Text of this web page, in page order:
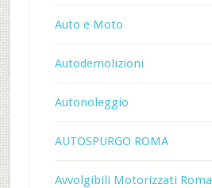
Auto e Moto
Autodemolizioni
Autonoleggio
AUTOSPURGO ROMA
Avvolgibili Motorizzati Roma